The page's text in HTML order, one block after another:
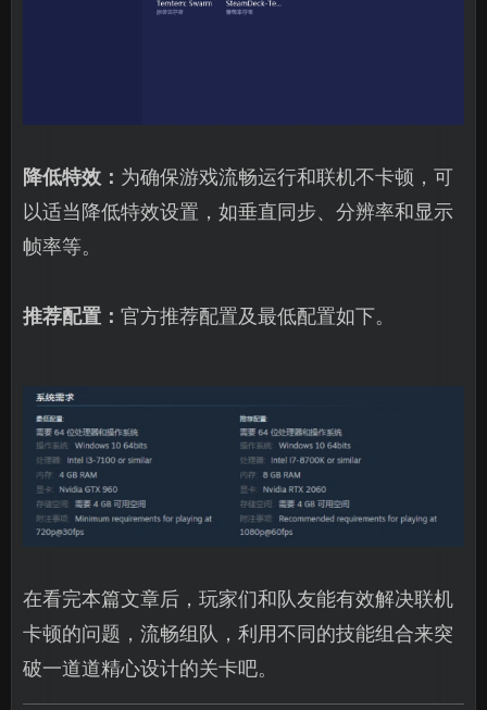
降低特效： 为确保游戏流畅运行和联机不卡顿，可
以适当降低特效设置，如垂直同步、分辨率和显示
帧率等。
推荐配置： 官方推荐配置及最低配置如下。
在看完本篇文章后，玩家们和队友能有效解决联机
卡顿的问题，流畅组队，利用不同的技能组合来突
破一道道精心设计的关卡吧。